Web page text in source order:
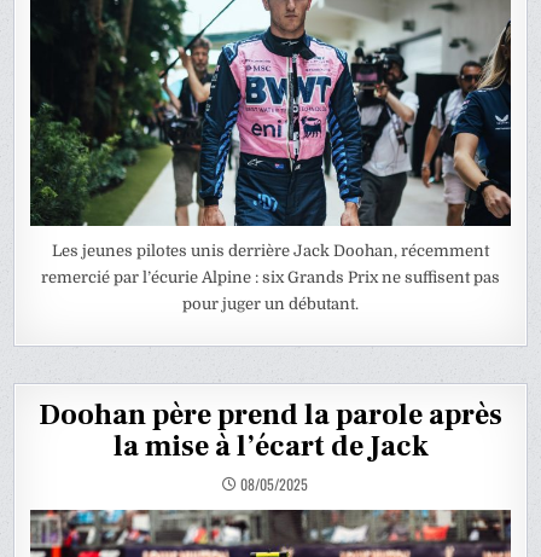
Les jeunes pilotes unis derrière Jack Doohan, récemment
remercié par l’écurie Alpine : six Grands Prix ne suffisent pas
pour juger un débutant.
Doohan père prend la parole après
la mise à l’écart de Jack
08/05/2025